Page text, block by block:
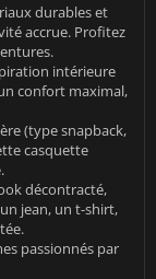
durables et
accrue. Profitez
intérieure
confort maximal,
(type snapback,
casquette
décontracté,
jean, un t-shirt,
passionnés par